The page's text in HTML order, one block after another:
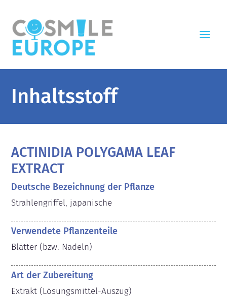
Inhaltsstoff
ACTINIDIA POLYGAMA LEAF
EXTRACT
Deutsche Bezeichnung der Pflanze
Strahlengriffel, japanische
Verwendete Pflanzenteile
Blätter (bzw. Nadeln)
Art der Zubereitung
Extrakt (Lösungsmittel-Auszug)